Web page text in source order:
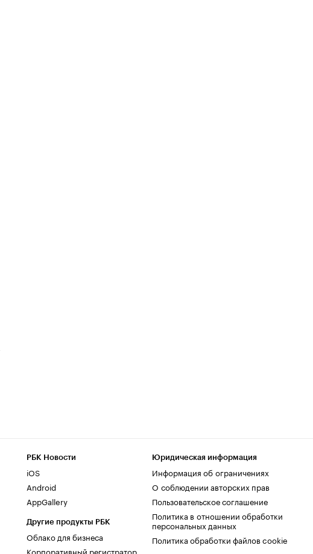
РБК Новости
iOS
Android
AppGallery
Другие продукты РБК
Облако для бизнеса
Корпоративный регистратор
Юридическая информация
Информация об ограничениях
О соблюдении авторских прав
Пользовательское соглашение
Политика в отношении обработки
персональных данных
Политика обработки файлов cookie